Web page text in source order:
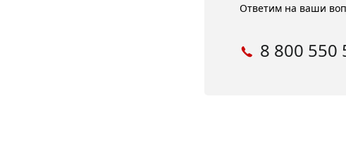
Ответим на ваши
8 800 550